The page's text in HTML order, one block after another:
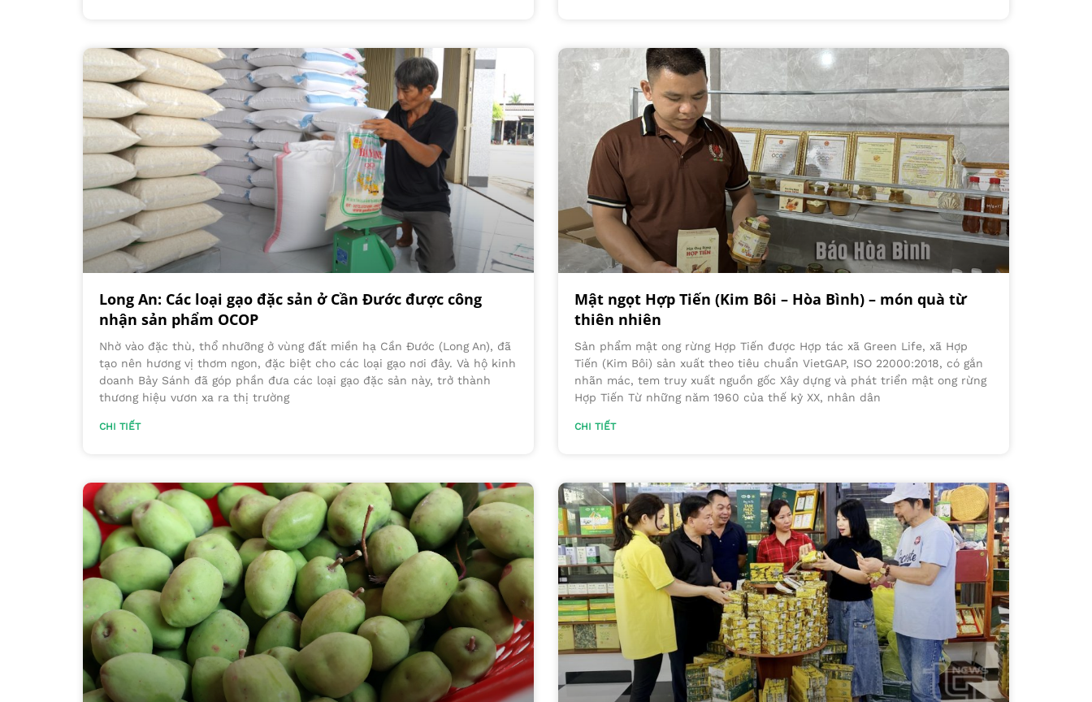
Long An: Các loại gạo đặc sản ở Cần Đước được công
nhận sản phẩm OCOP
Nhờ vào đặc thù, thổ nhưỡng ở vùng đất miền hạ Cần Đước (Long An), đã
tạo nên hương vị thơm ngon, đặc biệt cho các loại gạo nơi đây. Và hộ kinh
doanh Bảy Sánh đã góp phần đưa các loại gạo đặc sản này, trở thành
thương hiệu vươn xa ra thị trường
CHI TIẾT
Mật ngọt Hợp Tiến (Kim Bôi – Hòa Bình) – món quà từ
thiên nhiên
Sản phẩm mật ong rừng Hợp Tiến được Hợp tác xã Green Life, xã Hợp
Tiến (Kim Bôi) sản xuất theo tiêu chuẩn VietGAP, ISO 22000:2018, có gắn
nhãn mác, tem truy xuất nguồn gốc Xây dựng và phát triển mật ong rừng
Hợp Tiến Từ những năm 1960 của thế kỷ XX, nhân dân
CHI TIẾT